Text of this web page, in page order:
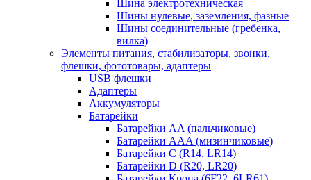
Шина электротехническая
Шины нулевые, заземления, фазные
Шины соединительные (гребенка,
вилка)
Элементы питания, стабилизаторы, звонки,
флешки, фототовары, адаптеры
USB флешки
Адаптеры
Аккумуляторы
Батарейки
Батарейки AA (пальчиковые)
Батарейки AAA (мизинчиковые)
Батарейки C (R14, LR14)
Батарейки D (R20, LR20)